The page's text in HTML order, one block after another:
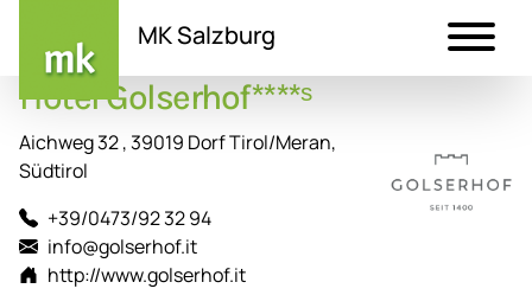
Inhalt
MK Salzburg
Hotel Golserhof****ˢ
Aichweg 32 , 39019 Dorf Tirol/Meran,
Südtirol
+39/0473/92 32 94
info@golserhof.it
http://www.golserhof.it